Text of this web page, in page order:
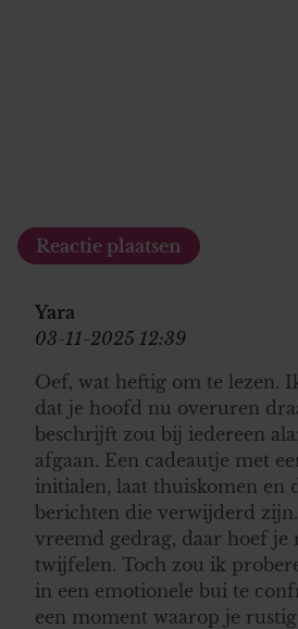
Yara
03-11-2025 12:39
Oef, wat heftig om te lezen.
dat je hoofd nu overuren
beschrijft zou bij iedereen
afgaan. Een cadeautje met
initialen, laat thuiskomen en
berichten die verwijderd
vreemd gedrag, daar hoef je
twijfelen. Toch zou ik
in een emotionele bui te
een moment waarop je